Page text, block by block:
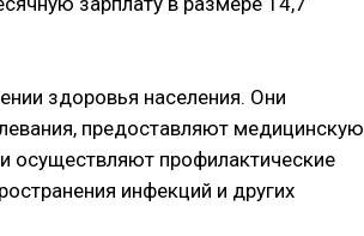
здоровья населения. Они
предоставляют медицинскую
осуществляют профилактические
инфекций и других